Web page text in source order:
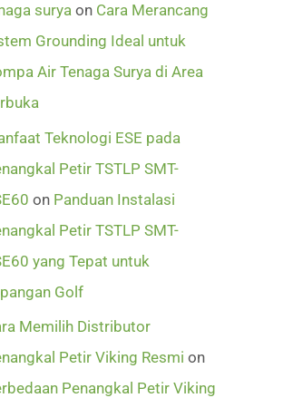
surya on Cara Merancang
Grounding Ideal untuk
Air Tenaga Surya di Area
Teknologi ESE pada
Petir TSTLP SMT-
on Panduan Instalasi
Petir TSTLP SMT-
yang Tepat untuk
Golf
Memilih Distributor
Petir Viking Resmi on
Penangkal Petir Viking